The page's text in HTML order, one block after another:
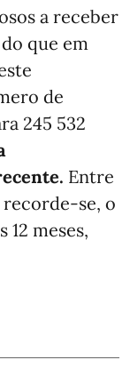
a receber
que em
de
245 532
Entre
recorde-se, o
meses,